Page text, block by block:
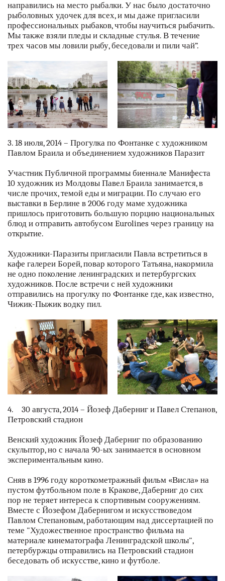
направились на место рыбалки. У нас было достаточно
рыболовных удочек для всех, и мы даже пригласили
профессиональных рыбаков, чтобы научиться рыбачить.
Мы также взяли пледы и складные стулья. В течение
трех часов мы ловили рыбу, беседовали и пили чай”.
3. 18 июля, 2014 – Прогулка по Фонтанке с художником
Павлом Браила и объединением художников Паразит
Участник Публичной программы биеннале Манифеста
10 художник из Молдовы Павел Браила занимается, в
числе прочих, темой еды и миграции. По случаю его
выставки в Берлине в 2006 году маме художника
пришлось приготовить большую порцию национальных
блюд и отправить автобусом Eurolines через границу на
открытие.
Художники-Паразиты приглаcили Павла встретиться в
кафе галереи Борей, повар которого Татьяна, накормила
не одно поколение ленинградских и петербургских
художников. После встречи с ней художники
отправились на прогулку по Фонтанке где, как известно,
Чижик-Пыжик водку пил.
4. 30 августа, 2014 – Йозеф Даберниг и Павел Степанов,
Петровский стадион
Венский художник Йозеф Даберниг по образованию
скульптор, но с начала 90-ых занимается в основном
экспериментальным кино.
Сняв в 1996 году короткометражный фильм «Висла» на
пустом футбольном поле в Кракове, Даберниг до сих
пор не теряет интереса к спортивным сооружениям.
Вместе с Йозефом Дабернигом и искусствоведом
Павлом Степановым, работающим над диссертацией по
теме "Художественное пространство фильма на
материале кинематографа Ленинградской школы",
петербуржцы отправились на Петровский стадион
беседовать об искусстве, кино и футболе.